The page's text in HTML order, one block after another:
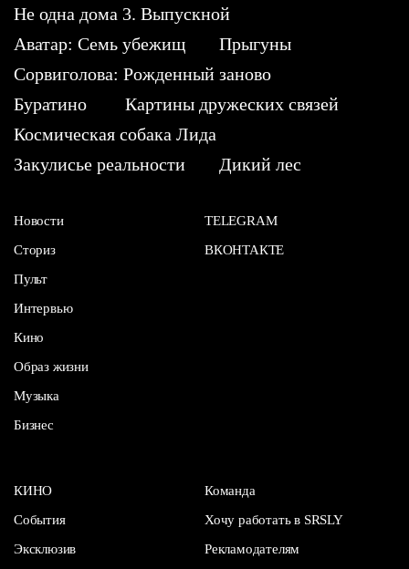
Не одна дома 3. Выпускной
Аватар: Семь убежищ
Прыгуны
Сорвиголова: Рожденный заново
Буратино
Картины дружеских связей
Космическая собака Лида
Закулисье реальности
Дикий лес
Новости
Сториз
Пульт
Интервью
Кино
Образ жизни
Музыка
Бизнес
TELEGRAM
ВКОНТАКТЕ
КИНО
События
Эксклюзив
Команда
Хочу работать в SRSLY
Рекламодателям